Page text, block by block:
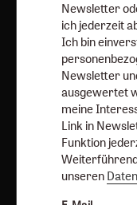
Newsletter
ich jederzeit
Ich bin
Newsletter
ausgewertet
meine
Link in
Funktion
unseren